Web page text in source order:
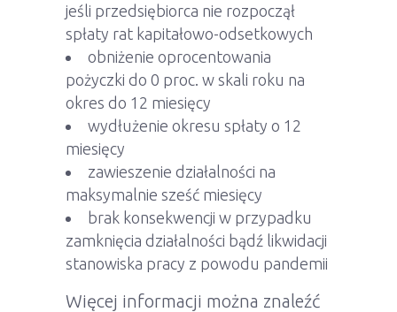
jeśli przedsiębiorca nie rozpoczął
spłaty rat kapitałowo-odsetkowych
obniżenie oprocentowania
pożyczki do 0 proc. w skali roku na
okres do 12 miesięcy
wydłużenie okresu spłaty o 12
miesięcy
zawieszenie działalności na
maksymalnie sześć miesięcy
brak konsekwencji w przypadku
zamknięcia działalności bądź likwidacji
stanowiska pracy z powodu pandemii
Więcej informacji można znaleźć